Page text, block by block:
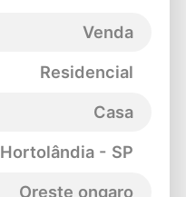
Venda
Residencial
Casa
Hortolândia - SP
Oreste ongaro